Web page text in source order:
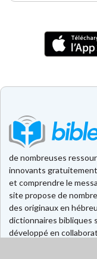
de nombreuses
innovants
et comprendre le
site propose de
des originaux en
dictionnaires bibliques
développé en